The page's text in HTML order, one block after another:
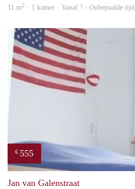
11 m2 · 1 kamer · Vanaf ? - Onbepaalde tijd
€ 555
Jan van Galenstraat